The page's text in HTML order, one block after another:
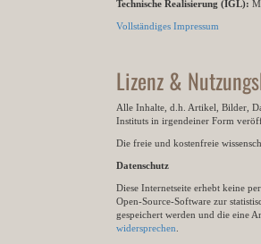
Technische Realisierung (IGL):
Vollständiges Impressum
Lizenz &
Alle Inhalte, d.h. Artikel, Bilder,
Instituts in irgendeiner Form
Die freie und kostenfreie
Datenschutz
Diese Internetseite erhebt keine
Open-Source-Software zur
gespeichert werden und die eine
widersprechen